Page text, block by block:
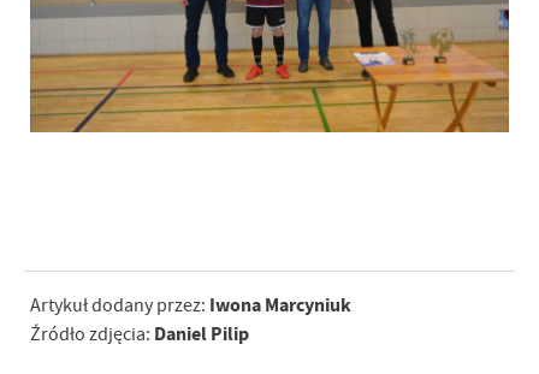
Artykuł dodany przez: Iwona Marcyniuk
Źródło zdjęcia: Daniel Pilip